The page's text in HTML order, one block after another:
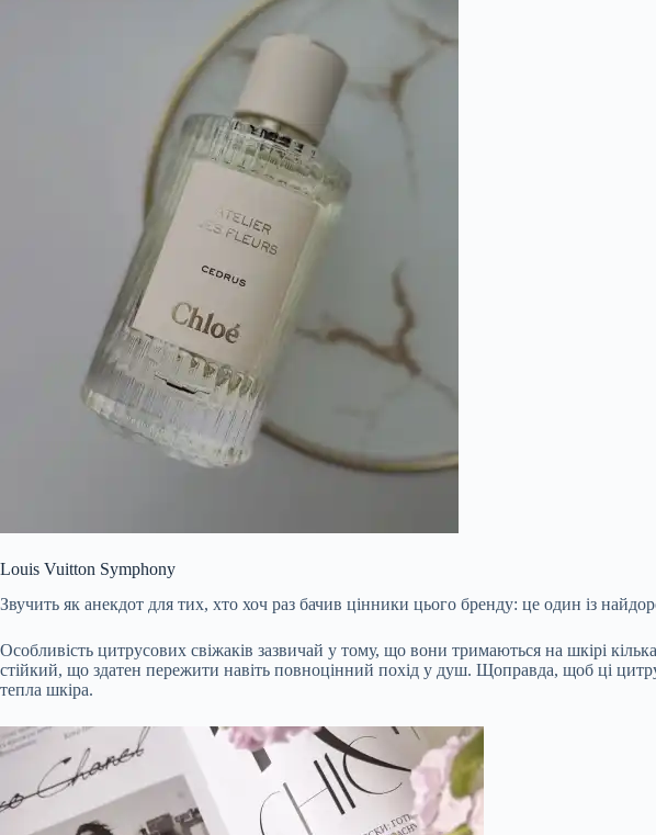
Louis Vuitton Symphony
Звучить як анекдот для тих, хто хоч раз бачив цінники цього бренду: це один із
Особливість цитрусових свіжаків зазвичай у тому, що вони тримаються на шкірі
стійкий, що здатен пережити навіть повноцінний похід у душ. Щоправда, щоб ці
тепла шкіра.